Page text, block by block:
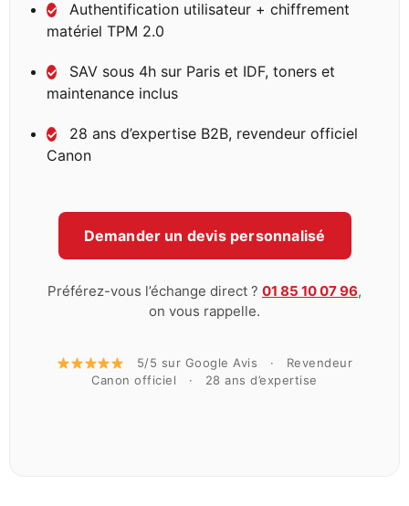
✓
Authentification utilisateur + chiffrement
matériel TPM 2.0
✓
SAV sous 4h sur Paris et IDF, toners et
maintenance inclus
✓
28 ans d’expertise B2B, revendeur officiel
Canon
Demander un devis personnalisé
Préférez-vous l’échange direct ? 01 85 10 07 96,
on vous rappelle.
5/5 sur Google Avis · Revendeur
Canon officiel · 28 ans d’expertise